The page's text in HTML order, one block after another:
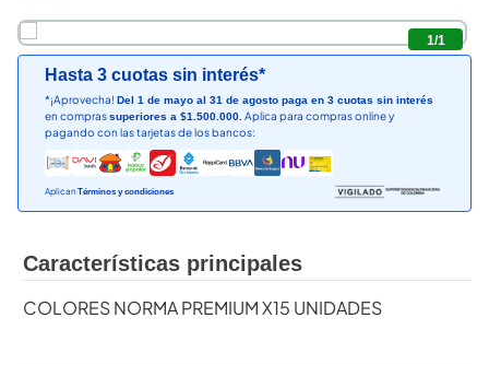
1/1
Hasta 3 cuotas sin interés*
*¡Aprovecha! Del 1 de mayo al 31 de agosto paga en 3 cuotas sin interés
en comprassuperiores a $1.500.000. Aplica para compras online y
pagando con las tarjetas de los bancos:
Aplican Términos y condiciones
Características principales
COLORES NORMA PREMIUM X15 UNIDADES